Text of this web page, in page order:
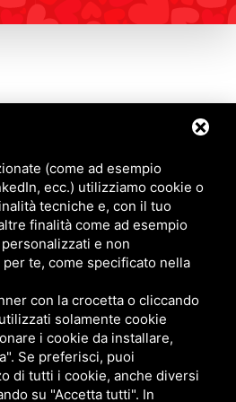
(come ad esempio
ecc.) utilizziamo cookie o
tecniche e, con il tuo
finalità come ad esempio
e non
te, come specificato nella
con la crocetta o cliccando
solamente cookie
i cookie da installare,
Se preferisci, puoi
di tutti i cookie, anche diversi
su "Accetta tutti". In
Cesena (FC)
Annunci
Blog
Contatti